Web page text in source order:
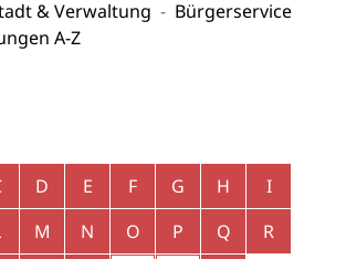
& Verwaltung
Bürgerservice
A-Z
Register überspringen
D E F G H
I
M N O P Q
R